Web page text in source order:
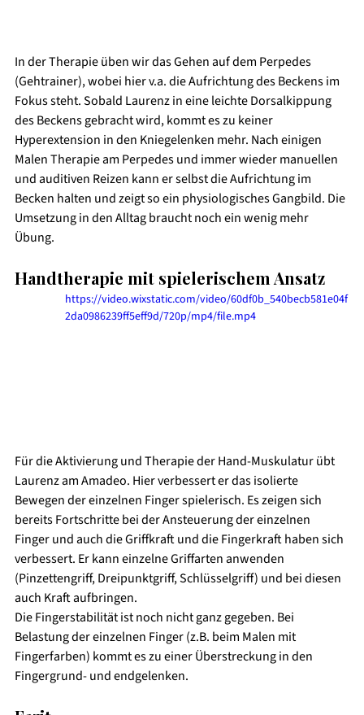
In der Therapie üben wir das Gehen auf dem Perpedes
(Gehtrainer), wobei hier v.a. die Aufrichtung des Beckens im
Fokus steht. Sobald Laurenz in eine leichte Dorsalkippung
des Beckens gebracht wird, kommt es zu keiner
Hyperextension in den Kniegelenken mehr. Nach einigen
Malen Therapie am Perpedes und immer wieder manuellen
und auditiven Reizen kann er selbst die Aufrichtung im
Becken halten und zeigt so ein physiologisches Gangbild. Die
Umsetzung in den Alltag braucht noch ein wenig mehr
Übung.
Handtherapie mit spielerischem Ansatz
https://video.wixstatic.com/video/60df0b_540becb581e04f
2da0986239ff5eff9d/720p/mp4/file.mp4
Für die Aktivierung und Therapie der Hand-Muskulatur übt
Laurenz am Amadeo. Hier verbessert er das isolierte
Bewegen der einzelnen Finger spielerisch. Es zeigen sich
bereits Fortschritte bei der Ansteuerung der einzelnen
Finger und auch die Griffkraft und die Fingerkraft haben sich
verbessert. Er kann einzelne Griffarten anwenden
(Pinzettengriff, Dreipunktgriff, Schlüsselgriff) und bei diesen
auch Kraft aufbringen.
Die Fingerstabilität ist noch nicht ganz gegeben. Bei
Belastung der einzelnen Finger (z.B. beim Malen mit
Fingerfarben) kommt es zu einer Überstreckung in den
Fingergrund- und endgelenken.